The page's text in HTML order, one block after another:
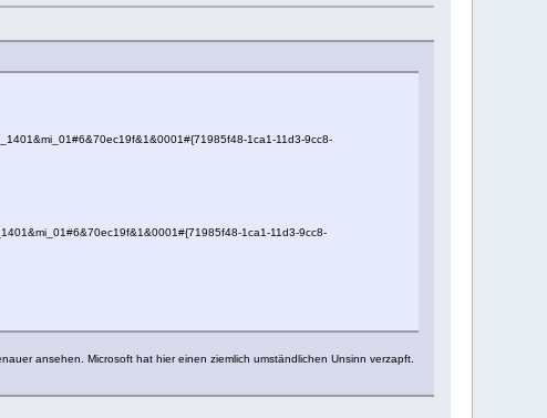
1ca1-11d3-9cc8-
1ca1-11d3-9cc8-
ansehen. Microsoft hat hier einen ziemlich umständlichen Unsinn verzapft.